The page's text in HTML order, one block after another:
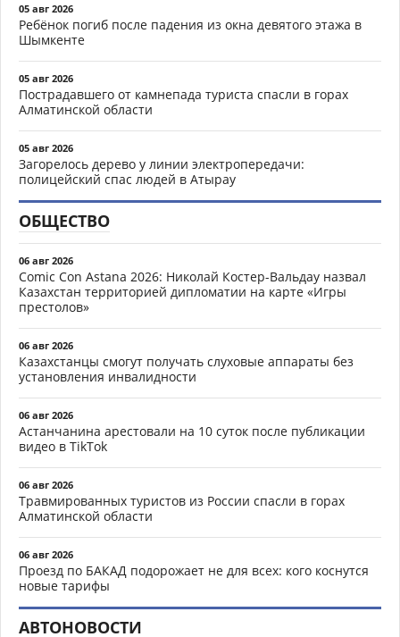
05 авг 2026
Ребёнок погиб после падения из окна девятого этажа в
Шымкенте
05 авг 2026
Пострадавшего от камнепада туриста спасли в горах
Алматинской области
05 авг 2026
Загорелось дерево у линии электропередачи:
полицейский спас людей в Атырау
ОБЩЕСТВО
06 авг 2026
Comic Con Astana 2026: Николай Костер-Вальдау назвал
Казахстан территорией дипломатии на карте «Игры
престолов»
06 авг 2026
Казахстанцы смогут получать слуховые аппараты без
установления инвалидности
06 авг 2026
Астанчанина арестовали на 10 суток после публикации
видео в TikTok
06 авг 2026
Травмированных туристов из России спасли в горах
Алматинской области
06 авг 2026
Проезд по БАКАД подорожает не для всех: кого коснутся
новые тарифы
АВТОНОВОСТИ